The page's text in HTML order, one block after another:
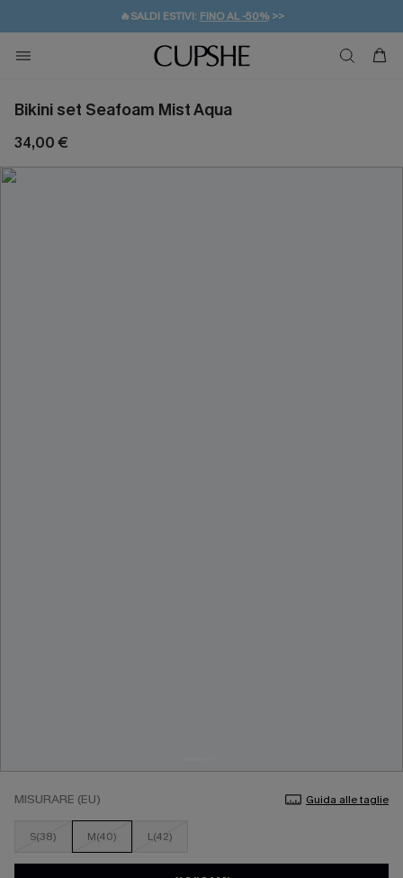
🔥SALDI ESTIVI: FINO AL -50%>>
🚚SPEDIZIONE GRATUITA DA 49€
💌REGALO PER I NUOVI: 20% DI SCONTO*
Bikini set Seafoam Mist Aqua
34,00 €
MISURARE (EU) Guida alle taglie
S(38) M(40) L(42)